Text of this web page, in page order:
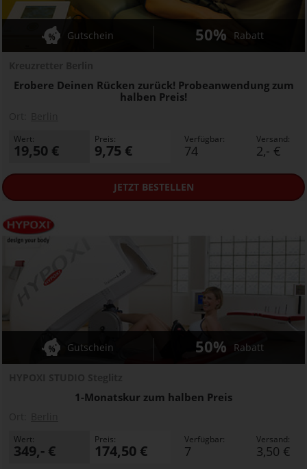
Erobere Deinen Rücken zurück! Probeanwendung zum
halben Preis!
Gutschein 50% Rabatt
Wert:
19,50 €
Preis:
9,75 €
Verfügbar:
74
Versand:
2,- €
JETZTBESTELLEN
1-Monatskur zum halben Preis
Gutschein 50% Rabatt
Wert:
349,- €
Preis:
174,50 €
Verfügbar:
7
Versand:
3,50 €